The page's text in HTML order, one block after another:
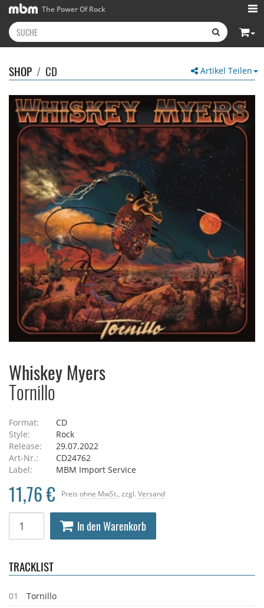
The Power Of Rock
Artikel Teilen
SHOP / CD
Whiskey Myers
Tornillo
Format:
CD
Style:
Rock
Release:
29.07.2022
Art-Nr.:
CD24762
Label:
MBM Import Service
Preis ohne MwSt. , zzgl. Versand
11,76 €
In den Warenkorb
TRACKLIST
01
Tornillo